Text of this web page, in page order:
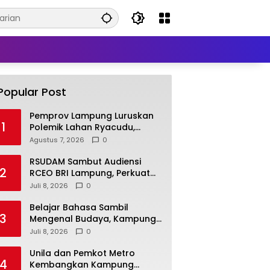
Post
1
Pemprov Lampung Luruskan
Polemik Lahan Ryacudu,
Tegaskan Tanah yang
Provinsi
Agustus 7, 2026 0
2
RSUDAM Sambut Audiensi
RCEO BRI Lampung, Perkuat
Kolaborasi untuk
SDM
Juli 8, 2026 0
3
Belajar Bahasa Sambil
Mengenal Budaya, Kampung
Prancis Metro Diminati
Juli 8, 2026 0
4
Unila dan Pemkot Metro
Kembangkan Kampung